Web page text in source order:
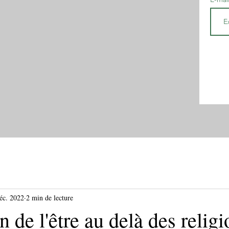
de l'être au delà des
2022 2 min de lecture